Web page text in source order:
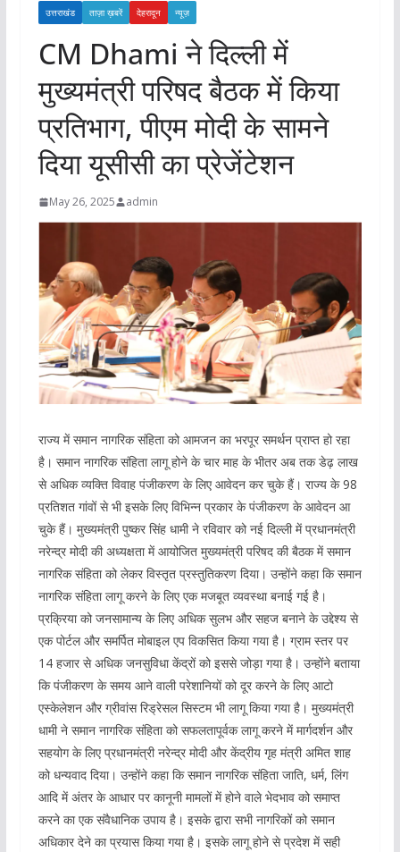
उत्तराखंड ताज़ा ख़बरें देहरादून न्यूज़
CM Dhami ने दिल्‍ली में
मुख्यमंत्री परिषद बैठक में किया
प्रतिभाग, पीएम मोदी के सामने
दिया यूसीसी का प्रेजेंटेशन
May 26, 2025 admin
राज्य में समान नागरिक संहिता को आमजन का भरपूर समर्थन प्राप्त हो रहा
है। समान नागरिक संहिता लागू होने के चार माह के भीतर अब तक डेढ़ लाख
से अधिक व्यक्ति विवाह पंजीकरण के लिए आवेदन कर चुके हैं। राज्य के 98
प्रतिशत गांवों से भी इसके लिए विभिन्न प्रकार के पंजीकरण के आवेदन आ
चुके हैं। मुख्यमंत्री पुष्कर सिंह धामी ने रविवार को नई दिल्ली में प्रधानमंत्री
नरेन्द्र मोदी की अध्यक्षता में आयोजित मुख्यमंत्री परिषद की बैठक में समान
नागरिक संहिता को लेकर विस्तृत प्रस्तुतिकरण दिया। उन्होंने कहा कि समान
नागरिक संहिता लागू करने के लिए एक मजबूत व्यवस्था बनाई गई है।
प्रक्रिया को जनसामान्य के लिए अधिक सुलभ और सहज बनाने के उद्देश्य से
एक पोर्टल और समर्पित मोबाइल एप विकसित किया गया है। ग्राम स्तर पर
14 हजार से अधिक जनसुविधा केंद्रों को इससे जोड़ा गया है। उन्होंने बताया
कि पंजीकरण के समय आने वाली परेशानियों को दूर करने के लिए आटो
एस्केलेशन और ग्रीवांस रिड्रेसल सिस्टम भी लागू किया गया है। मुख्यमंत्री
धामी ने समान नागरिक संहिता को सफलतापूर्वक लागू करने में मार्गदर्शन और
सहयोग के लिए प्रधानमंत्री नरेन्द्र मोदी और केंद्रीय गृह मंत्री अमित शाह
को धन्यवाद दिया। उन्होंने कहा कि समान नागरिक संहिता जाति, धर्म, लिंग
आदि में अंतर के आधार पर कानूनी मामलों में होने वाले भेदभाव को समाप्त
करने का एक संवैधानिक उपाय है। इसके द्वारा सभी नागरिकों को समान
अधिकार देने का प्रयास किया गया है। इसके लागू होने से प्रदेश में सही